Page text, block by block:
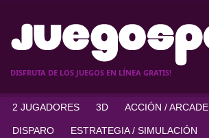
DISFRUTA DE LOS JUEGOS EN LÍNEA GRATIS!
2 JUGADORES 3D ACCIÓN / ARCADE
DISPARO ESTRATEGIA / SIMULACIÓN